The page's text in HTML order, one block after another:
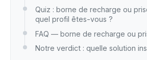
Quiz : borne de recharge ou
quel profil êtes-vous ?
FAQ — borne de recharge ou
Notre verdict : quelle solution